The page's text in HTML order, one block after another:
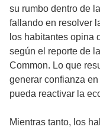
su rumbo dentro de
fallando en resolver
los habitantes opina
según el reporte de
Common. Lo que
generar confianza
pueda reactivar la
Mientras tanto, los